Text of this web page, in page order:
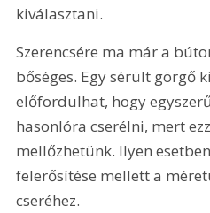
kiválasztani.
Szerencsére ma már a
bőséges. Egy sérült görgő
előfordulhat, hogy
hasonlóra cserélni, mert
mellőzhetünk. Ilyen
felerősítése mellett a
cseréhez.